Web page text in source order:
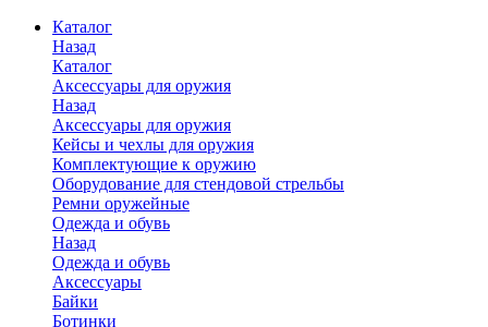
Каталог
Назад
Каталог
Аксессуары для оружия
Назад
Аксессуары для оружия
Кейсы и чехлы для оружия
Комплектующие к оружию
Оборудование для стендовой стрельбы
Ремни оружейные
Одежда и обувь
Назад
Одежда и обувь
Аксессуары
Байки
Ботинки